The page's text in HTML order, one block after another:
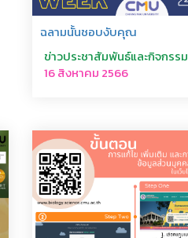
ฉลามนั้นชอบงับคุณ
ข่าวประชาสัมพันธ์และกิจกรรม
16 สิงหาคม 2566